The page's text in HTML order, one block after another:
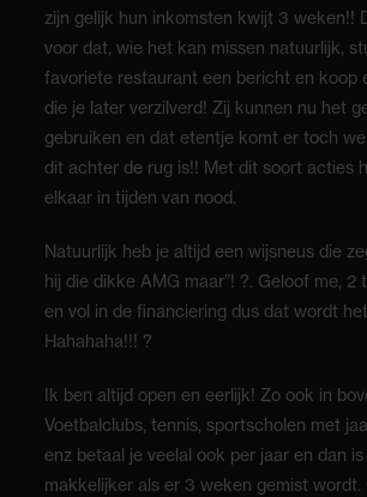
zijn gelijk hun inkomsten kwijt 3 weken!!
voor dat, wie het kan missen natuurlijk,
favoriete restaurant een bericht en koop
die je later verzilverd! Zij kunnen nu het
gebruiken en dat etentje komt er toch
dit achter de rug is!! Met dit soort acties
elkaar in tijden van nood.
Natuurlijk heb je altijd een wijsneus die
hij die dikke AMG maar”! ?. Geloof me, 2
en vol in de financiering dus dat wordt
Hahahaha!!! ?
Ik ben altijd open en eerlijk! Zo ook in
Voetbalclubs, tennis, sportscholen met
enz betaal je veelal ook per jaar en dan
makkelijker als er 3 weken gemist wordt.